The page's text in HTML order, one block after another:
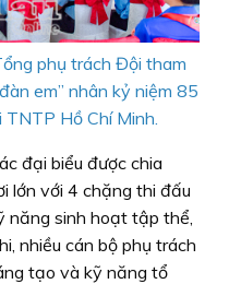
phụ trách Đội tham
em” nhân kỷ niệm 85
Hồ Chí Minh.
đại biểu được chia
lớn với 4 chặng thi đấu
năng sinh hoạt tập thể,
nhiều cán bộ phụ trách
tạo và kỹ năng tổ